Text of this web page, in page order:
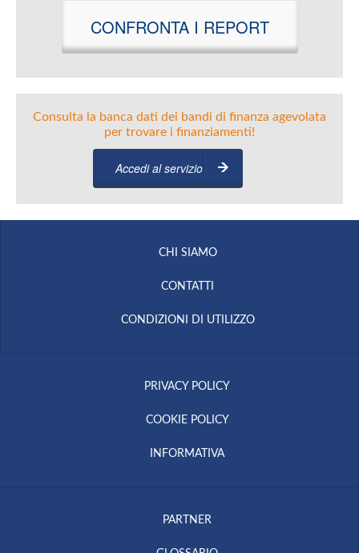
CONFRONTA I REPORT
Consulta la banca dati dei bandi di finanza agevolata
per trovare i finanziamenti!
Accedi al servizio
CHI SIAMO
CONTATTI
CONDIZIONI DI UTILIZZO
PRIVACY POLICY
COOKIE POLICY
INFORMATIVA
PARTNER